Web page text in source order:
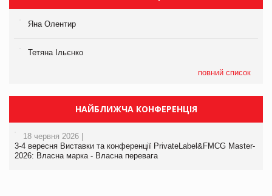
Яна Олентир
Тетяна Ільєнко
повний список
НАЙБЛИЖЧА КОНФЕРЕНЦІЯ
18 червня 2026 |
3-4 вересня Виставки та конференції PrivateLabel&FMCG Master-
2026: Власна марка - Власна перевага